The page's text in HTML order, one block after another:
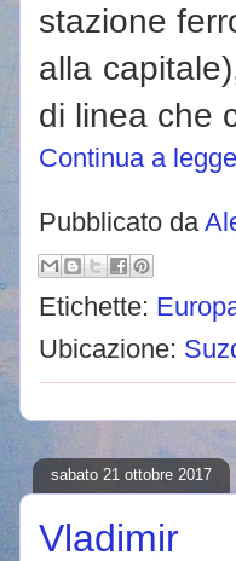
stazione
alla
di linea che
Continua a
Pubblicato da
Etichette:
Ubicazione:
sabato 21 ottobre 2017
Vladimir